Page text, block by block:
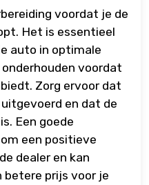
voordat je de
Het is essentieel
auto in optimale
voordat
Zorg ervoor dat
en dat de
Een goede
een positieve
dealer en kan
betere prijs voor je